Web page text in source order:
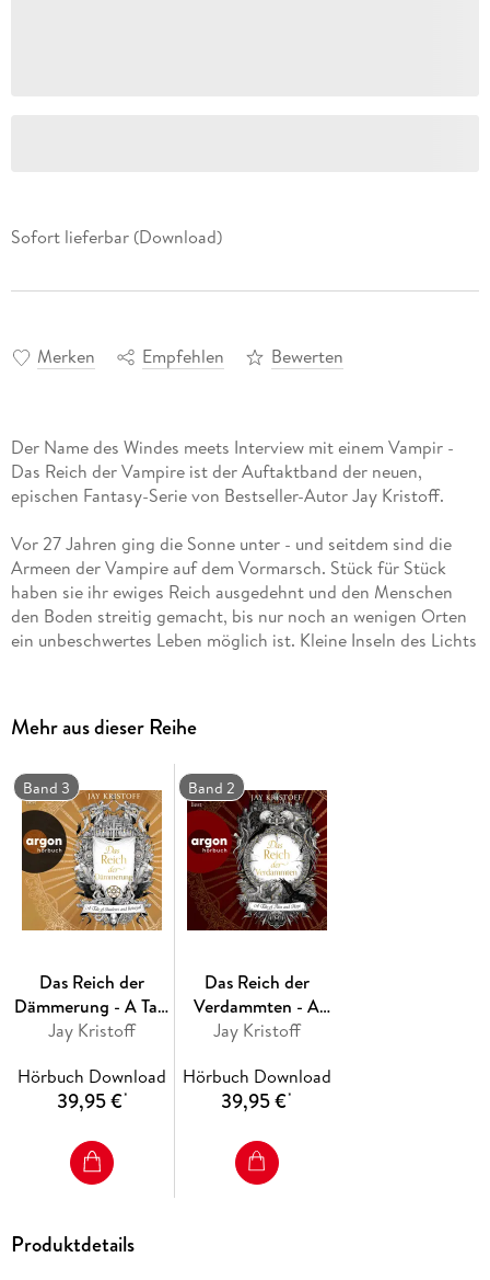
Sofort lieferbar (Download)
Merken Empfehlen Bewerten
Der Name des Windes meets Interview mit einem Vampir -
Das Reich der Vampire ist der Auftaktband der neuen,
epischen Fantasy-Serie von Bestseller-Autor Jay Kristoff.
Vor 27 Jahren ging die Sonne unter - und seitdem sind die
Armeen der Vampire auf dem Vormarsch. Stück für Stück
haben sie ihr ewiges Reich ausgedehnt und den Menschen
den Boden streitig gemacht, bis nur noch an wenigen Orten
ein unbeschwertes Leben möglich ist. Kleine Inseln des Lichts
muss, führt ihn sein Weg nach San Michon, zum Orden der
Silberwächter, einer heiligen Bruderschaft, die das Reich und
die Kirche gegen den Ansturm der Bestien verteidigt. Und
noch ahnt er nicht, dass er zur größten Legende des Ordens
werden wird - und zur letzten Hoffnung einer sterbenden
Welt.
Mehr aus dieser Reihe
Band 3
Das Reich der
Dämmerung - A Tale
of Shadows and
Jay Kristoff
Hörbuch Download
39,95 €*
Band 2
Das Reich der
Verdammten - A
Tale of Pain and
Jay Kristoff
Hörbuch Download
39,95 €*
Produktdetails